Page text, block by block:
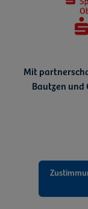
Mit
Bautzen und